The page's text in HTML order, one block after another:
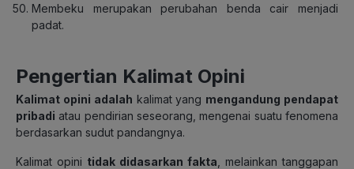
Membeku merupakan perubahan benda cair menjadi
padat.
Pengertian Kalimat Opini
Kalimat opini adalah kalimat yang mengandung pendapat
pribadi atau pendirian seseorang, mengenai suatu fenomena
berdasarkan sudut pandangnya.
Kalimat opini tidak didasarkan fakta , melainkan tanggapan